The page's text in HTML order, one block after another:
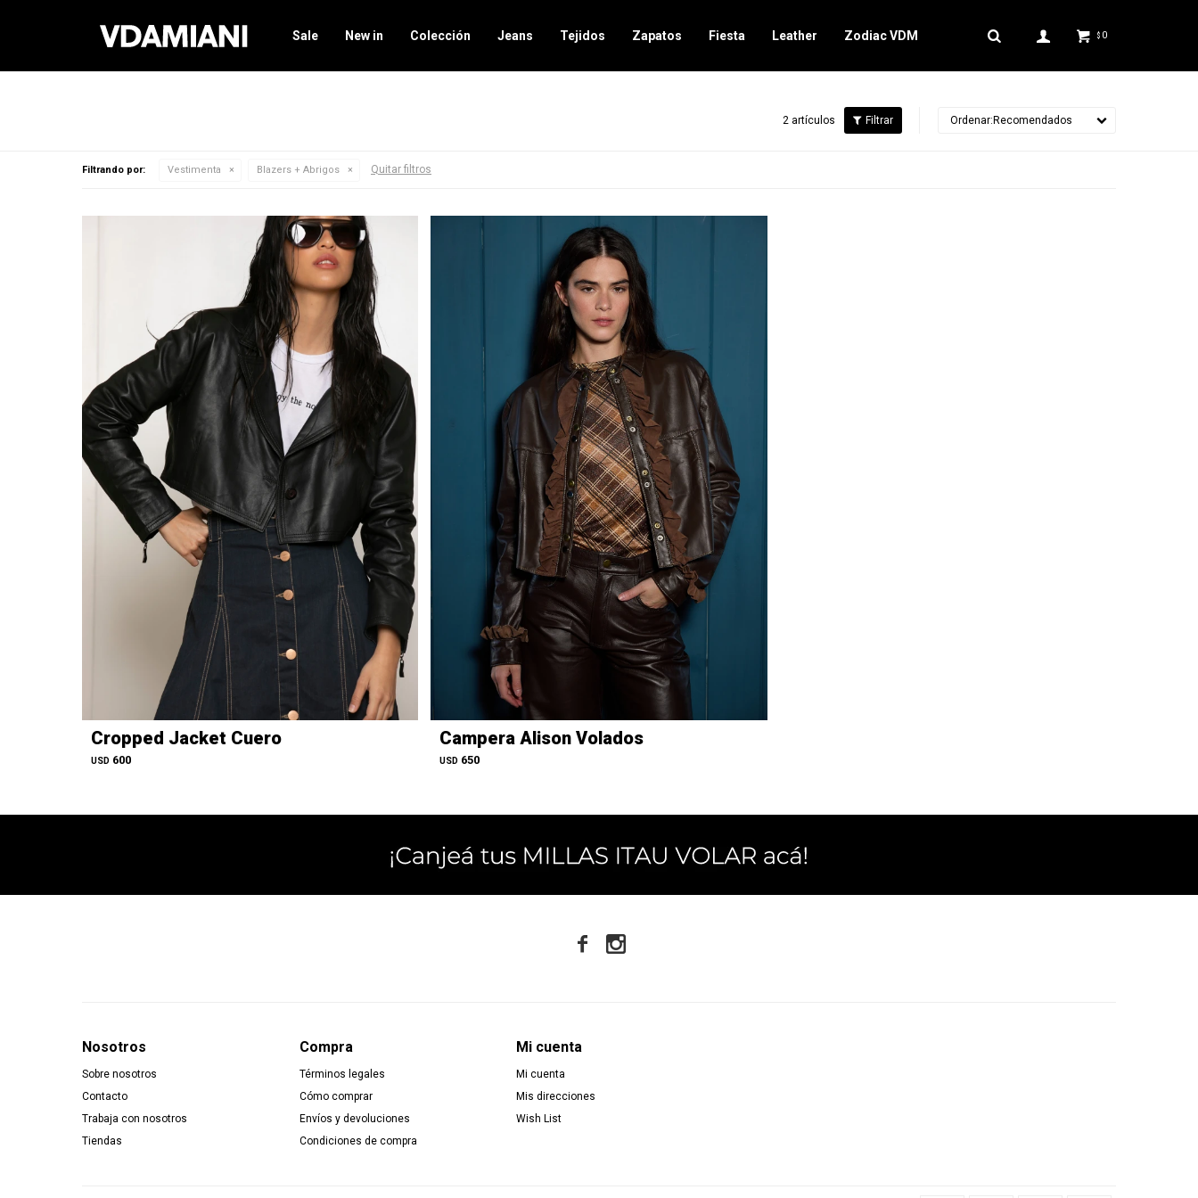
Sale New in Colección Jeans Tejidos Zapatos Fiesta Leather Zodiac VDM $ 0
2 artículos Recomendados
Filtrando por: Vestimenta Blazers + Abrigos Quitar filtros
Cropped Jacket Cuero
USD 600
Campera Alison Volados
USD 650
Nosotros
Sobre nosotros
Contacto
Trabaja con nosotros
Tiendas
Compra
Términos legales
Cómo comprar
Envíos y devoluciones
Condiciones de compra
Mi cuenta
Mi cuenta
Mis direcciones
Wish List
 